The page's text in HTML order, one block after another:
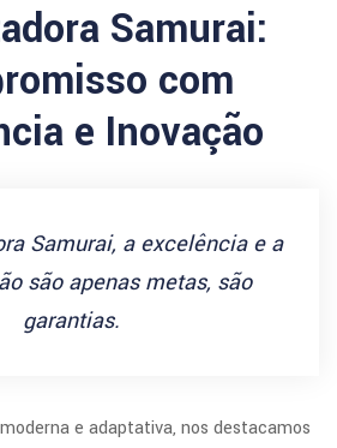
Samurai:
com
e Inovação
Samurai, a excelência e a
são apenas metas, são
garantias.
e adaptativa, nos destacamos